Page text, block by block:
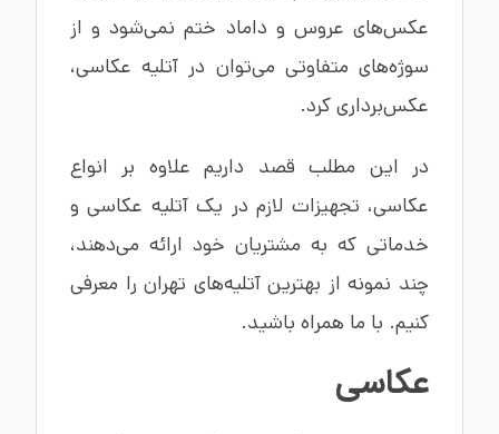
عکس‌های عروس و داماد ختم نمی‌شود و از
سوژه‌های متفاوتی می‌توان در آتلیه عکاسی،
عکس‌برداری کرد.
در این مطلب قصد داریم علاوه بر انواع
عکاسی، تجهیزات لازم در یک آتلیه عکاسی و
خدماتی که به مشتریان خود ارائه می‌دهند،
چند نمونه از بهترین آتلیه‌های تهران را معرفی
کنیم. با ما همراه باشید.
عکاسی